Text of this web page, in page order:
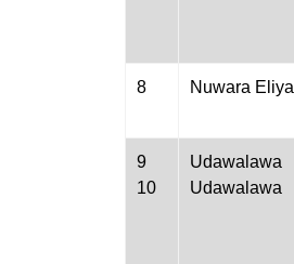
8 Nuwara Eliya
9
10
Udawalawa
Udawalawa